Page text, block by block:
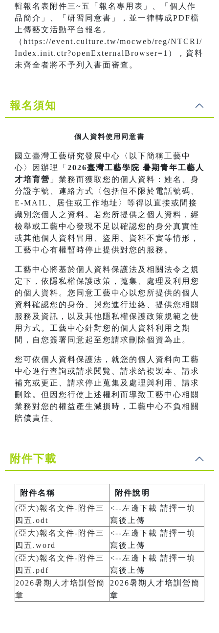
輯報名表附件三~五「報名專用表」、「個人作
品簡介」、「研習同意書」，並一律轉成PDF檔
上傳藝文活動平台報名。
（https://event.culture.tw/mocweb/reg/NTCRI/
Index.init.ctr?openExternalBrowser=1），資料
未齊全者將不予列入書面審查。
報名須知
個人資料使用同意書
國立臺灣工藝研究發展中心〈以下簡稱工藝中
心〉因辦理「 2026臺灣工藝學院 暑期青年工藝人
才培育營 」業務而獲取您的個人資料：姓名、身
分證字號、連絡方式〈包括但不限於電話號碼、
E-MAIL、居住或工作地址〉等得以直接或間接
識別您個人之資料。若您所提供之個人資料，經
檢舉或工藝中心發現不足以確認您的身分真實性
或其他個人資料冒用、盜用、資料不實等情形，
工藝中心有權暫時停止提供對您的服務。
工藝中心將基於個人資料保護法及相關法令之規
定下，依隱私權保護政策，蒐集、處理及利用您
的個人資料。您同意工藝中心以您所提供的個人
資料確認您的身份、與您進行連絡、提供您相關
服務及資訊，以及其他隱私權保護政策規範之使
用方式。工藝中心針對您的個人資料利用之期
間，自您簽署同意起至您請求刪除個資為止。
您可依個人資料保護法，就您的個人資料向工藝
中心進行查詢或請求閱覽、請求給複製本、請求
補充或更正、請求停止蒐集及處理與利用、請求
刪除。但因您行使上述權利而導致工藝中心相關
業務對您的權益產生減損時，工藝中心不負相關
賠償責任。
附件下載
附件名稱
附件說明
(亞大)報名文件-附件三
四五.odt
<--左邊下載 請擇一填
寫後上傳
(亞大)報名文件-附件三
四五.word
<--左邊下載 請擇一填
寫後上傳
(亞大)報名文件-附件三
四五.pdf
<--左邊下載 請擇一填
寫後上傳
2026暑期人才培訓營簡
章
2026暑期人才培訓營簡
章